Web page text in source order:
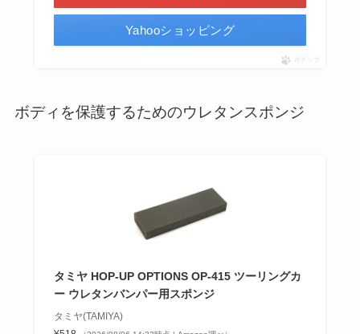
Yahooショッピング
ポチップ
ボディを保護するためのウレタンスポンジ
タミヤ HOP-UP OPTIONS OP-415 ツーリングカ
ー ウレタンバンパー用スポンジ
タミヤ(TAMIYA)